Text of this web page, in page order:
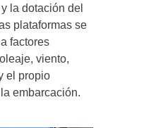
la dotación del
plataformas se
factores
viento,
el propio
embarcación.